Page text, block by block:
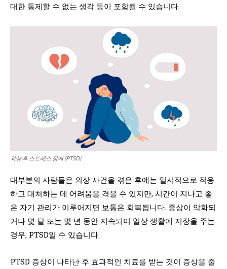
대한 통제할 수 없는 생각 등이 포함될 수 있습니다.
외상 후 스트레스 장애 (PTSD)
대부분의 사람들은 외상 사건을 겪은 후에는 일시적으로 적응
하고 대처하는 데 어려움을 겪을 수 있지만, 시간이 지나고 좋
은 자기 관리가 이루어지면 보통은 회복됩니다. 증상이 악화되
거나 몇 달 또는 몇 년 동안 지속되며 일상 생활에 지장을 주는
경우, PTSD일 수 있습니다.
PTSD 증상이 나타난 후 효과적인 치료를 받는 것이 증상을 줄